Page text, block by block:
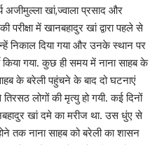
अजीमुल्ला खां,ज्वाला प्रसाद और
परीक्षा में खानबहादुर खां द्वारा पहले से
दिया गया और उनके स्थान पर
किया गया. कुछ ही समय में नाना साहब के
के बरेली पहुंचने के बाद दो घटनाएं
लोगों की मृत्यु हो गयी. कई दिनों
खां दमे का मरीज था. उस धुंए से
तक नाना साहब को बरेली का शासन